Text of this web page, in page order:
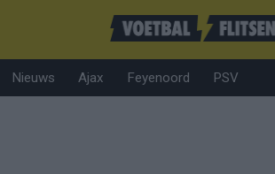
Nieuws Ajax Feyenoord PSV